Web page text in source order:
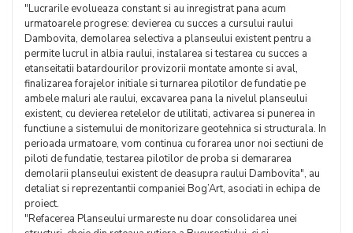
"Lucrarile evolueaza constant si au inregistrat pana acum
urmatoarele progrese: devierea cu succes a cursului raului
Dambovita, demolarea selectiva a planseului existent pentru a
permite lucrul in albia raului, instalarea si testarea cu succes a
etanseitatii batardourilor provizorii montate amonte si aval,
finalizarea forajelor initiale si turnarea pilotilor de fundatie pe
ambele maluri ale raului, excavarea pana la nivelul planseului
existent, cu devierea retelelor de utilitati, activarea si punerea in
functiune a sistemului de monitorizare geotehnica si structurala. In
perioada urmatoare, vom continua cu forarea unor noi sectiuni de
piloti de fundatie, testarea pilotilor de proba si demararea
demolarii planseului existent de deasupra raului Dambovita", au
detaliat si reprezentantii companiei Bog’Art, asociati in echipa de
proiect.
"Refacerea Planseului urmareste nu doar consolidarea unei